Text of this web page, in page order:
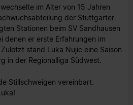
im Alter von 15 Jahren
der Stuttgarter
Stationen beim SV Sandhausen
denen er erste Erfahrungen im
stand Luka Nujic eine Saison
in der Regionalliga Südwest.
Stillschweigen vereinbart.